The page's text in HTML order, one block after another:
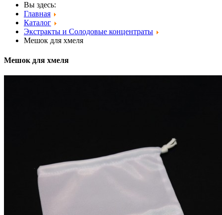
Вы здесь:
Главная
Каталог
Экстракты и Солодовые концентраты
Мешок для хмеля
Мешок для хмеля